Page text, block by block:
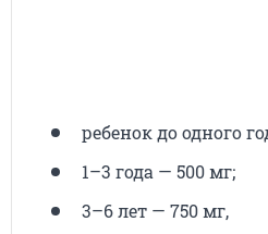
ребенок до одного
1–3 года — 500 мг;
3–6 лет — 750 мг,